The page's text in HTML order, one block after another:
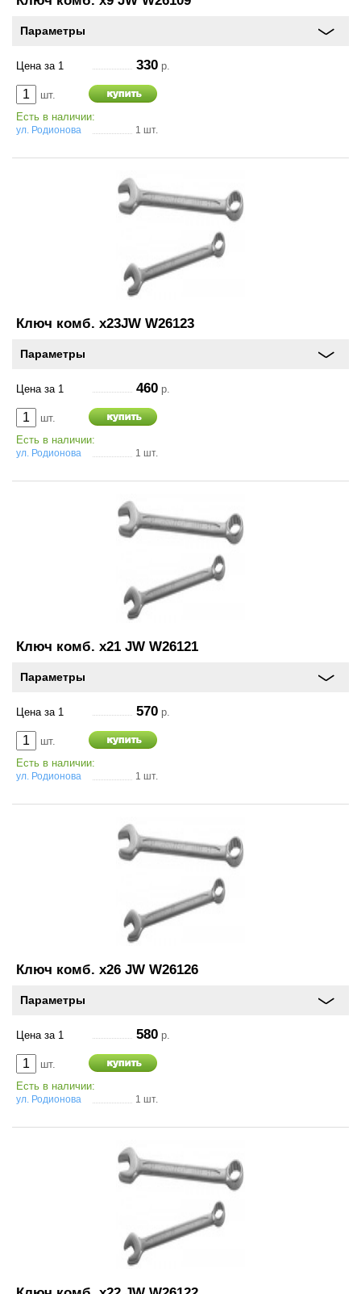
Параметры
Цена за 1 330 р.
шт.
Есть в наличии:
ул. Родионова 1 шт.
Ключ комб. х23JW W26123
Параметры
Цена за 1 460 р.
шт.
Есть в наличии:
ул. Родионова 1 шт.
Ключ комб. х21 JW W26121
Параметры
Цена за 1 570 р.
шт.
Есть в наличии:
ул. Родионова 1 шт.
Ключ комб. х26 JW W26126
Параметры
Цена за 1 580 р.
шт.
Есть в наличии:
ул. Родионова 1 шт.